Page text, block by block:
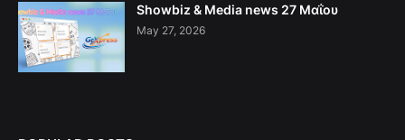
Showbiz & Media news 27 Μαΐου
May 27, 2026